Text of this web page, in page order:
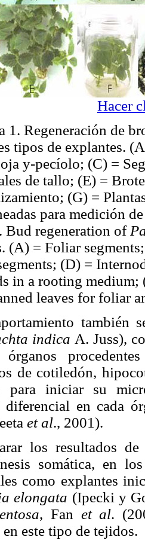
Hacer
1. Regeneración de
tipos de explantes.
y-pecíolo; (C) =
de tallo; (E) =
(G) =
para medición
Bud regeneration of
(A) = Foliar
(D) =
in a rooting medium;
leaves for foliar
también
indica A. Juss),
de cotiledón,
para iniciar su
diferencial en cada
et al., 2001).
los resultados
somática, en
como explantes
elongata (Ipecki y
, Fan et al.
este tipo de tejidos.